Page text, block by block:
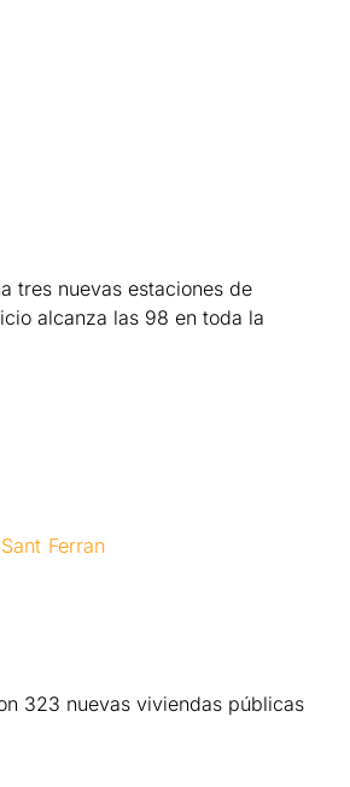
tres nuevas estaciones de
alcanza las 98 en toda la
323 nuevas viviendas públicas